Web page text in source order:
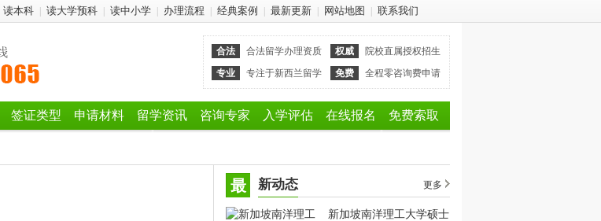
读本科 读大学预科 读中小学 办理流程 经典案例 最新更新 网站地图 联系我们
合法 合法留学办理资质 权威
院校直属授权招生
专业
专注于新西兰留学 免费 全程零咨询费申请
签证类型 申请材料 留学资讯 咨询专家 入学评估 在线报名 免费索取
最 新动态 更多
新加坡南洋理工大学硕士